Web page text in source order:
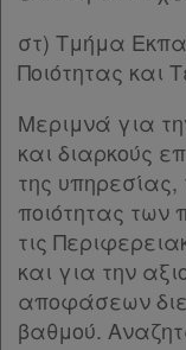
Άρθρο
Άρθρο
στ) Τμήμα
Ποιότητας και
Μεριμνά για
και διαρκούς
της
ποιότητας
τις
και για την
αποφάσεων
βαθμού.